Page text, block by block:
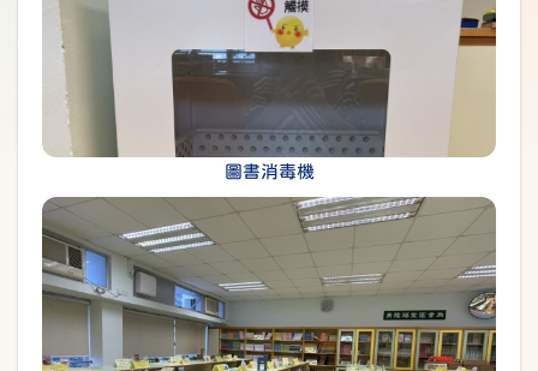
圖書消毒機